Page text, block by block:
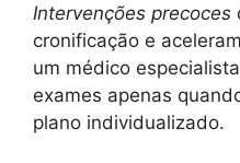
Intervenções precoces
cronificação e
um médico
exames apenas
plano individualizado.